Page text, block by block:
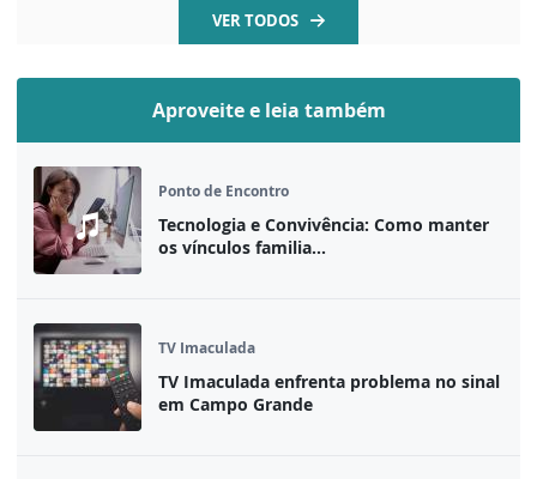
VER TODOS
Aproveite e leia também
Ponto de Encontro
Tecnologia e Convivência: Como manter
os vínculos familia...
TV Imaculada
TV Imaculada enfrenta problema no sinal
em Campo Grande